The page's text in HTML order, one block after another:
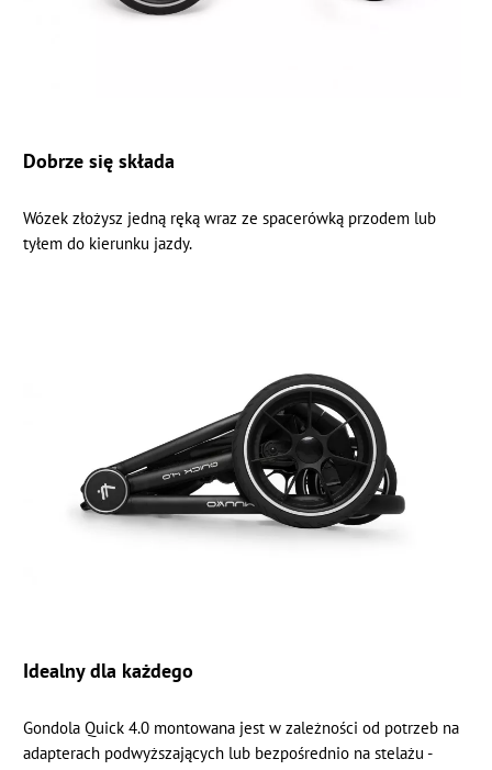
Dobrze się składa
Wózek złożysz jedną ręką wraz ze spacerówką przodem lub
tyłem do kierunku jazdy.
Idealny dla każdego
Gondola Quick 4.0 montowana jest w zależności od potrzeb na
adapterach podwyższających lub bezpośrednio na stelażu -